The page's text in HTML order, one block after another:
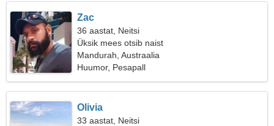
Zac
36 aastat, Neitsi
Üksik mees otsib naist
Mandurah, Austraalia
Huumor, Pesapall
Olivia
33 aastat, Neitsi